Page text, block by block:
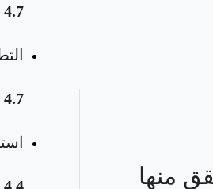
منها
4.7
4.7